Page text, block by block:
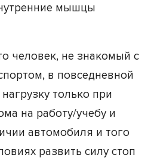
мышцы
человек, не знакомый с
в повседневной
только при
на работу/учебу и
автомобиля и того
развить силу стоп